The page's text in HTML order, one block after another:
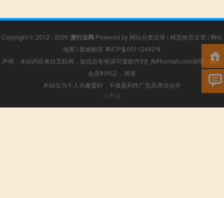
Copyright © 2012 - 2026 漫行业网 Powered by 网站分类目录 | 精选推荐文章 | 网站
地图 | 疑难解答 粤ICP备05112492号
声明：本站内容来自互联网，如信息有错误可发邮件到f_fb#foxmail.com说明，我们
会及时纠正，谢谢
本站仅为个人兴趣爱好，不接盈利性广告及商业合作
小男孩